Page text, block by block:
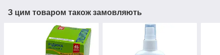
З цим товаром також замовляють